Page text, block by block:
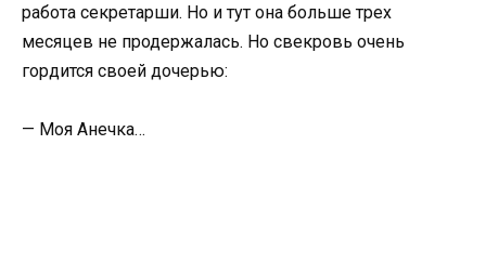
работа секретарши. Но и тут она больше трех
месяцев не продержалась. Но свекровь очень
гордится своей дочерью:
— Моя Анечка…